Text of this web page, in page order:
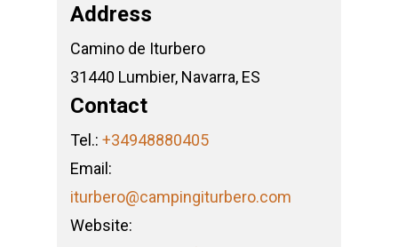
Address
Camino de Iturbero
31440 Lumbier, Navarra, ES
Contact
Tel.: +34948880405
Email:
iturbero@campingiturbero.com
Website: